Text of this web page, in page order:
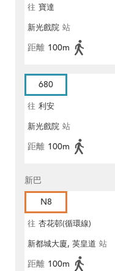
往 寶達
新光戲院 站
距離 100m
680
往 利安
新光戲院 站
距離 100m
新巴
N8
往 杏花邨(循環線)
新都城大廈, 英皇道 站
距離 100m